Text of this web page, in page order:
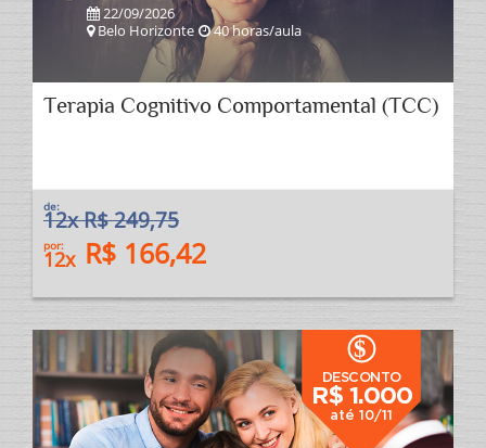
22/09/2026
Belo Horizonte
40 horas/aula
Terapia Cognitivo Comportamental (TCC)
de:
12x R$ 249,75
por:
12x R$ 166,42
$
DESCONTO
R$ 1.000
até 10/11